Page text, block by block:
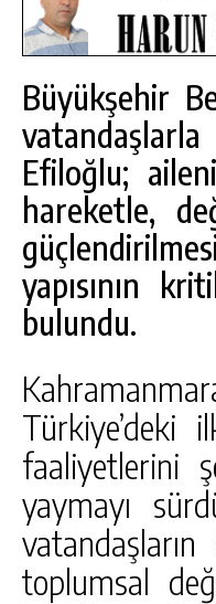
Büyükşehir
Efiloğlu;
hareketle,
yapısının
bulundu.
Türkiye’deki
faaliyetlerini
yaymayı
toplumsal
GÖKSUN